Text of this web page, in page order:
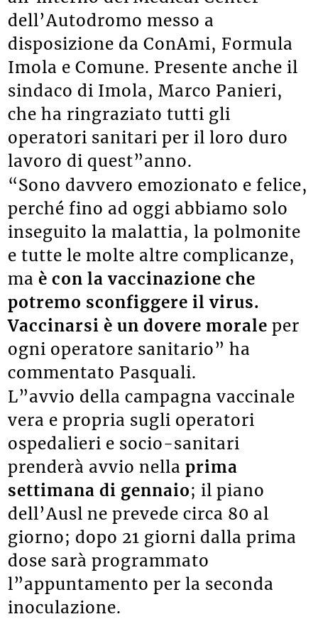
dell’Autodromo messo a
disposizione da ConAmi, Formula
Imola e Comune. Presente anche il
sindaco di Imola, Marco Panieri,
che ha ringraziato tutti gli
operatori sanitari per il loro duro
lavoro di quest”anno.
“Sono davvero emozionato e felice,
perché fino ad oggi abbiamo solo
inseguito la malattia, la polmonite
e tutte le molte altre complicanze,
maè con la vaccinazione che
potremo sconfiggere il virus.
Vaccinarsi è un dovere morale per
ogni operatore sanitario” ha
commentato Pasquali.
L”avvio della campagna vaccinale
vera e propria sugli operatori
ospedalieri e socio-sanitari
prenderà avvio nella prima
settimana di gennaio; il piano
dell’Ausl ne prevede circa 80 al
giorno; dopo 21 giorni dalla prima
dose sarà programmato
l”appuntamento per la seconda
inoculazione.